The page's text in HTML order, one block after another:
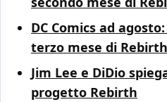
DC Comics ad
terzo mese di Rebirth
Jim Lee e DiDio
progetto Rebirth